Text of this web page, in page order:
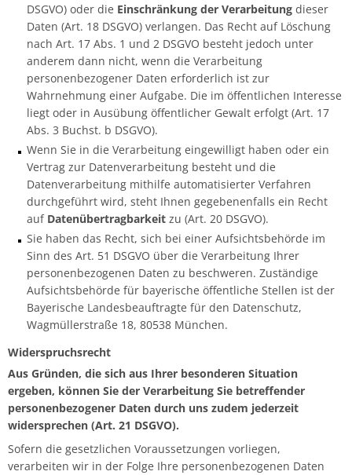
DSGVO) oder die Einschränkung der Verarbeitung dieser
Daten (Art. 18 DSGVO) verlangen. Das Recht auf Löschung
nach Art. 17 Abs. 1 und 2 DSGVO besteht jedoch unter
anderem dann nicht, wenn die Verarbeitung
personenbezogener Daten erforderlich ist zur
Wahrnehmung einer Aufgabe. Die im öffentlichen Interesse
liegt oder in Ausübung öffentlicher Gewalt erfolgt (Art. 17
Abs. 3 Buchst. b DSGVO).
Wenn Sie in die Verarbeitung eingewilligt haben oder ein
Vertrag zur Datenverarbeitung besteht und die
Datenverarbeitung mithilfe automatisierter Verfahren
durchgeführt wird, steht Ihnen gegebenenfalls ein Recht
auf Datenübertragbarkeit zu (Art. 20 DSGVO).
Sie haben das Recht, sich bei einer Aufsichtsbehörde im
Sinn des Art. 51 DSGVO über die Verarbeitung Ihrer
personenbezogenen Daten zu beschweren. Zuständige
Aufsichtsbehörde für bayerische öffentliche Stellen ist der
Bayerische Landesbeauftragte für den Datenschutz,
Wagmüllerstraße 18, 80538 München.
Widerspruchsrecht
Aus Gründen, die sich aus Ihrer besonderen Situation
ergeben, können Sie der Verarbeitung Sie betreffender
personenbezogener Daten durch uns zudem jederzeit
widersprechen (Art. 21 DSGVO).
Sofern die gesetzlichen Voraussetzungen vorliegen,
verarbeiten wir in der Folge Ihre personenbezogenen Daten